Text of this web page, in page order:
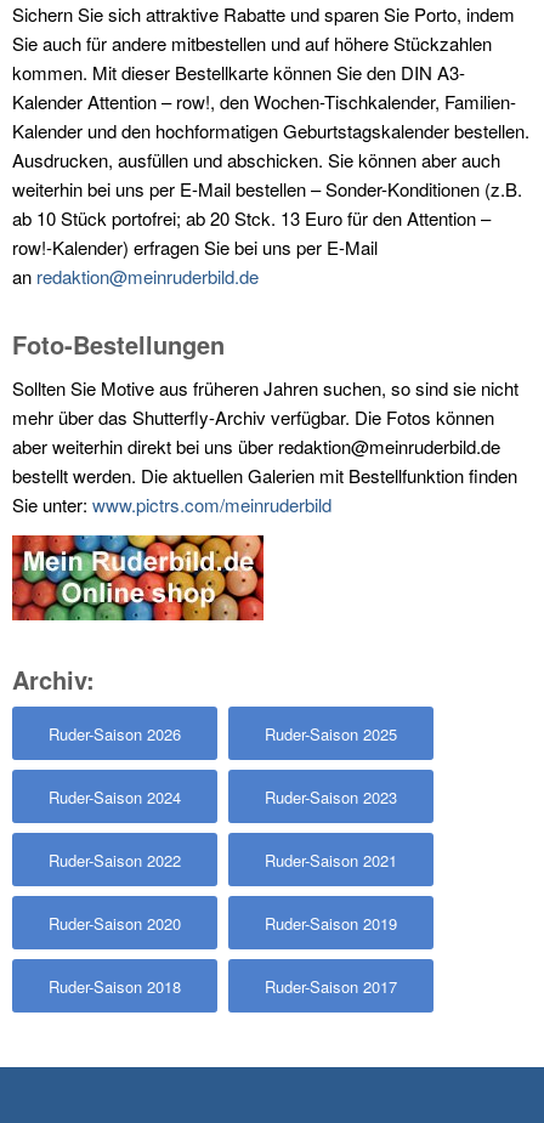
Sichern Sie sich attraktive Rabatte und sparen Sie Porto, indem
Sie auch für andere mitbestellen und auf höhere Stückzahlen
kommen. Mit dieser Bestellkarte können Sie den DIN A3-
Kalender Attention – row!, den Wochen-Tischkalender, Familien-
Kalender und den hochformatigen Geburtstagskalender bestellen.
Ausdrucken, ausfüllen und abschicken. Sie können aber auch
weiterhin bei uns per E-Mail bestellen – Sonder-Konditionen (z.B.
ab 10 Stück portofrei; ab 20 Stck. 13 Euro für den Attention –
row!-Kalender) erfragen Sie bei uns per E-Mail
an redaktion@meinruderbild.de
Foto-Bestellungen
Sollten Sie Motive aus früheren Jahren suchen, so sind sie nicht
mehr über das Shutterfly-Archiv verfügbar. Die Fotos können
aber weiterhin direkt bei uns über redaktion@meinruderbild.de
bestellt werden. Die aktuellen Galerien mit Bestellfunktion finden
Sie unter: www.pictrs.com/meinruderbild
Archiv:
Ruder-Saison 2026 Ruder-Saison 2025
Ruder-Saison 2024 Ruder-Saison 2023
Ruder-Saison 2022 Ruder-Saison 2021
Ruder-Saison 2020 Ruder-Saison 2019
Ruder-Saison 2018 Ruder-Saison 2017